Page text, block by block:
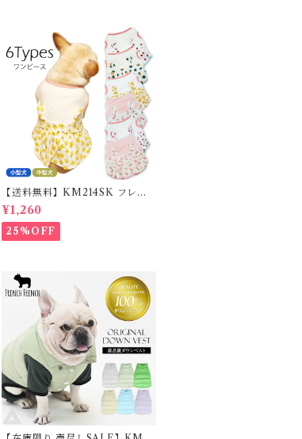
【送料無料】KM214SK フレブ
ル 女の子 スカート ワンピース夏
フリル 犬服 ドックウェア
¥1,260
25%OFF